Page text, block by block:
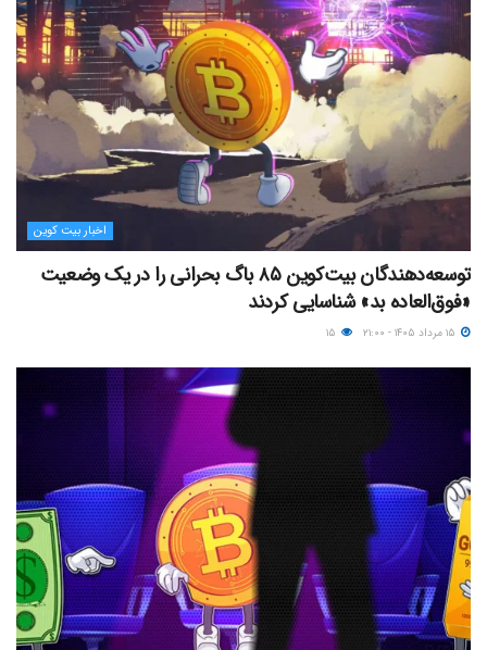
اخبار بیت کوین
توسعه‌دهندگان بیت‌کوین ۸۵ باگ بحرانی را در یک وضعیت
«فوق‌العاده بد» شناسایی کردند